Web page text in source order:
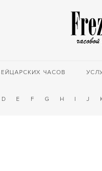
ЧАСОВ
D E F G H I J